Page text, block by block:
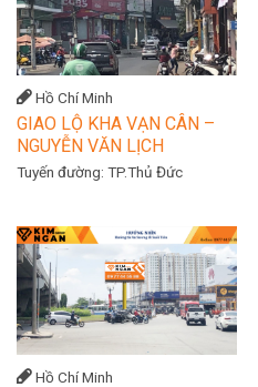
Hồ Chí Minh
GIAO LỘ KHA VẠN CÂN –
NGUYỄN VĂN LỊCH
Tuyến đường: TP.Thủ Đức
Hồ Chí Minh